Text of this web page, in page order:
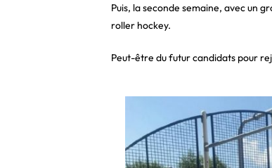
Puis, la seconde semaine, avec un
roller hockey.
Peut-être du futur candidats pour